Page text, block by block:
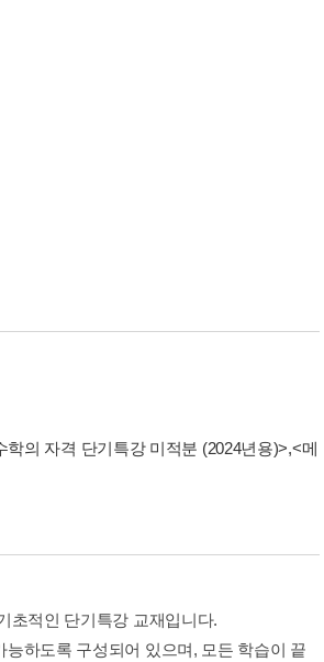
학의 자격 단기특강 미적분 (2024년용)>,<메
초적인 단기특강 교재입니다.
하도록 구성되어 있으며, 모든 학습이 끝